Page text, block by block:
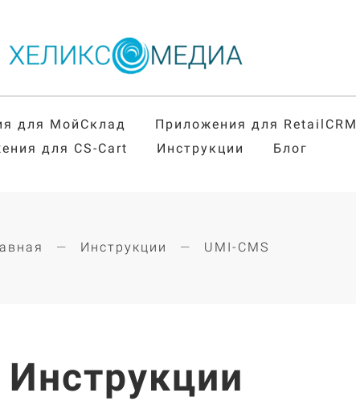
для МойСклад Приложения для RetailCRM
для CS-Cart
Инструкции Блог
Инструкции UMI-CMS
Инструкции